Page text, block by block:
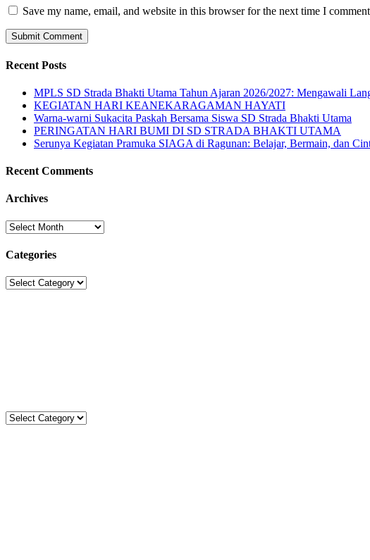
Save my name, email, and website in this browser for the next time I
Recent Posts
MPLS SD Strada Bhakti Utama Tahun Ajaran 2026/2027: Mengawali
KEGIATAN HARI KEANEKARAGAMAN HAYATI
Warna-warni Sukacita Paskah Bersama Siswa SD Strada Bhakti Utama
PERINGATAN HARI BUMI DI SD STRADA BHAKTI UTAMA
Serunya Kegiatan Pramuka SIAGA di Ragunan: Belajar, Bermain, dan
Recent Comments
Archives
Archives
Categories
Categories
Kategori